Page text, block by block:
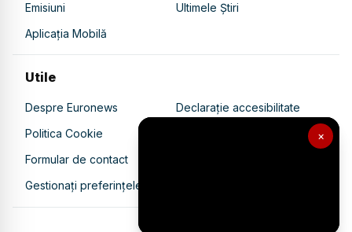
×
Emisiuni
Ultimele Știri
Aplicația Mobilă
Utile
Despre Euronews
Declarație accesibilitate
Politica Cookie
Politica de confidențialitate
Formular de contact
Gestionați preferințele